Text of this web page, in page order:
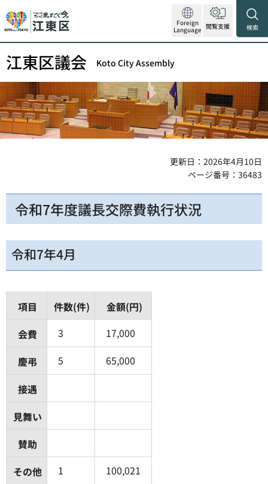
Foreign
Language 閲覧支援 検索
江東区議会 Koto City Assembly
更新日：2026年4月10日
ページ番号：36483
令和7年度議長交際費執行状況
令和7年4月
項目 件数(件)
金額(円)
会費
3
17,000
慶弔
5
65,000
接遇
見舞い
賛助
その他
1
100,021